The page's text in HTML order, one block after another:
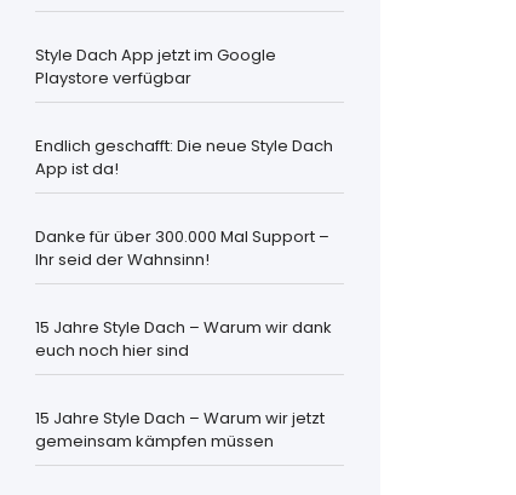
Style Dach App jetzt im Google
Playstore verfügbar
Endlich geschafft: Die neue Style Dach
App ist da!
Danke für über 300.000 Mal Support –
Ihr seid der Wahnsinn!
15 Jahre Style Dach – Warum wir dank
euch noch hier sind
15 Jahre Style Dach – Warum wir jetzt
gemeinsam kämpfen müssen